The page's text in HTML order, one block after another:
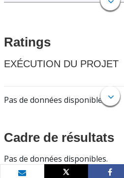
Ratings
EXÉCUTION DU PROJET
Pas de données disponibles.
Cadre de résultats
Pas de données disponibles.